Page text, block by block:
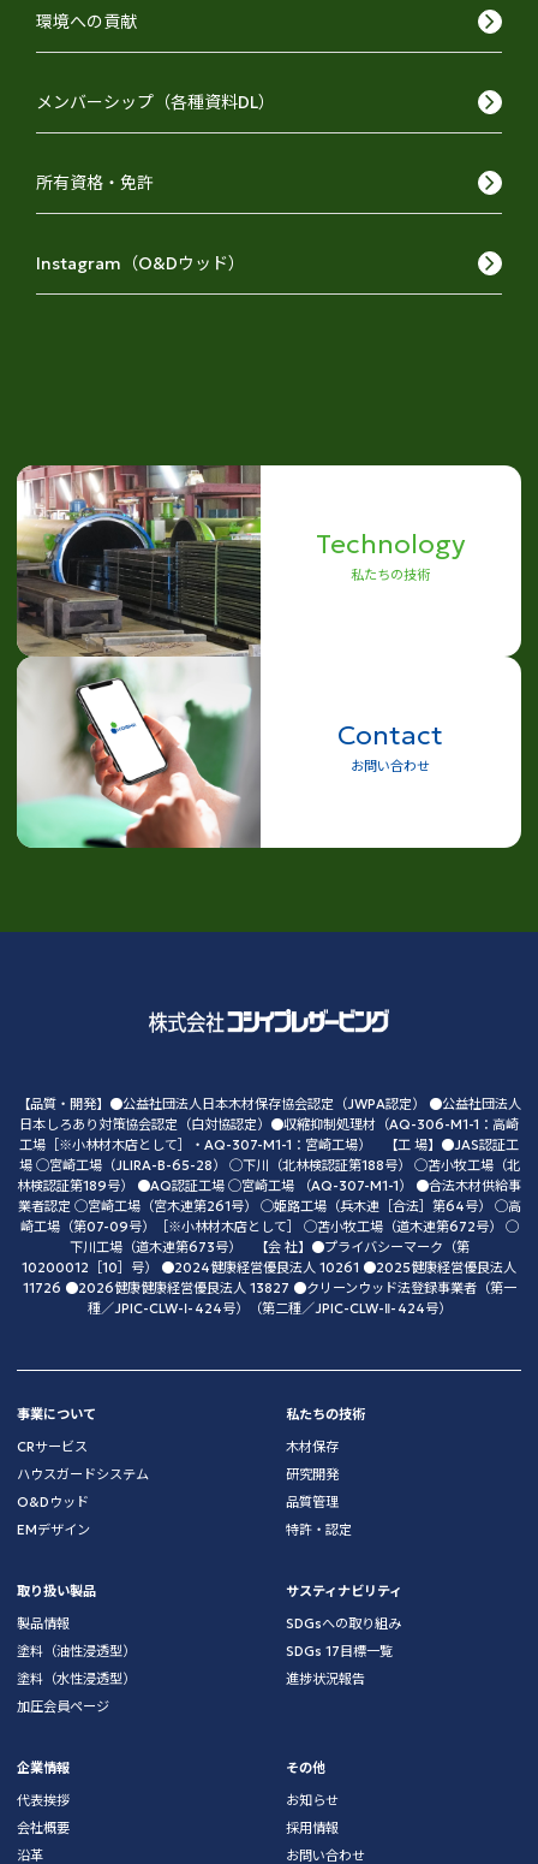
環境への貢献 keyboard_arrow_right
メンバーシップ（各種資料DL） keyboard_arrow_right
所有資格・免許 keyboard_arrow_right
Instagram（O&Dウッド） keyboard_arrow_right
Technology
私たちの技術
Contact
お問い合わせ
【品質・開発】●公益社団法人日本木材保存協会認定（JWPA認定） ●公益社団法人
日本しろあり対策協会認定（白対協認定）●収縮抑制処理材（AQ-306-M1-1：高崎
工場［※小林材木店として］・AQ-307-M1-1：宮崎工場） 【工 場】●JAS認証工
場 ◯宮崎工場（JLIRA-B-65-28） ◯下川（北林検認証第188号） ◯苫小牧工場（北
林検認証第189号） ●AQ認証工場 ◯宮崎工場 （AQ-307-M1-1） ●合法木材供給事
業者認定 ◯宮崎工場（宮木連第261号） ◯姫路工場（兵木連［合法］第64号） ◯高
崎工場（第07-09号）［※小林材木店として］ ◯苫小牧工場（道木連第672号） ◯
下川工場（道木連第673号） 【会 社】●プライバシーマーク（第
10200012［10］号） ●2024健康経営優良法人 10261 ●2025健康経営優良法人
11726 ●2026健康健康経営優良法人 13827 ●クリーンウッド法登録事業者（第一
種／JPIC-CLW-Ⅰ-424号）（第二種／JPIC-CLW-Ⅱ-424号）
事業について
CRサービス
ハウスガードシステム
O&Dウッド
EMデザイン
私たちの技術
木材保存
研究開発
品質管理
特許・認定
取り扱い製品
製品情報
塗料（油性浸透型）
塗料（水性浸透型）
加圧会員ページ
サスティナビリティ
SDGsへの取り組み
SDGs 17目標一覧
進捗状況報告
企業情報
代表挨拶
会社概要
沿革
その他
お知らせ
採用情報
お問い合わせ